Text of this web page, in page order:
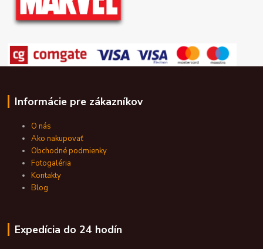
Informácie pre zákazníkov
O nás
Ako nakupovať
Obchodné podmienky
Fotogaléria
Kontakty
Blog
Expedícia do 24 hodín